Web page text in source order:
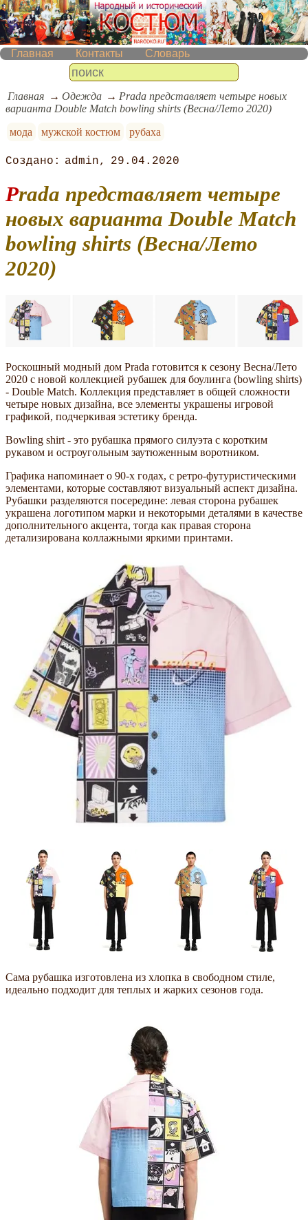
Главная Контакты Словарь
Главная Одежда
Prada представляет четыре новых
варианта Double Match bowling shirts (Весна/Лето 2020)
мода
мужской костюм рубаха
admin 29.04.2020
Prada представляет четыре
новых варианта Double Match
bowling shirts (Весна/Лето
2020)
Роскошный модный дом Prada готовится к сезону Весна/Лето
2020 с новой коллекцией рубашек для боулинга (bowling shirts)
- Double Match. Коллекция представляет в общей сложности
четыре новых дизайна, все элементы украшены игровой
графикой, подчеркивая эстетику бренда.
Bowling shirt - это рубашка прямого силуэта с коротким
рукавом и остроугольным заутюженным воротником.
Графика напоминает о 90-х годах, с ретро-футуристическими
элементами, которые составляют визуальный аспект дизайна.
Рубашки разделяются посередине: левая сторона рубашек
украшена логотипом марки и некоторыми деталями в качестве
дополнительного акцента, тогда как правая сторона
детализирована коллажными яркими принтами.
Сама рубашка изготовлена из хлопка в свободном стиле,
идеально подходит для теплых и жарких сезонов года.